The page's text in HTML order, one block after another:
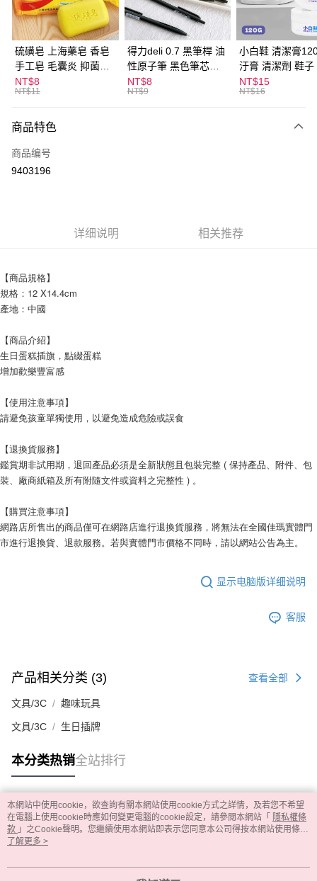
街口支付
悠遊付
ATM付款
全家取貨付款
每笔NT$60，满NT$599(含以上)免运费
付款後全家取貨
每笔NT$60，满NT$599(含以上)免运费
每笔NT$60，满NT$599(含以上)免运费
宅配
硫磺皂 上海藥皂 香皂
手工皂 毛囊炎 抑菌除
蟎 清潔護膚 去油去痘
寵物皮膚病 狗狗貓咪
NT$8
NT$11
得力deli 0.7 黑筆桿 油
性原子筆 黑色筆芯
S304
NT$8
NT$9
小白鞋 清潔膏
汙膏 清潔劑 鞋子
漬 白皮鞋 鞋油
NT$15
NT$16
商品特色
商品编号
9403196
详细说明 相关推荐
【商品規格】
規格：12 X14.4cm
產地：中國
【商品介紹】
生日蛋糕插旗，點綴蛋糕
增加歡樂豐富感
【使用注意事項】
請避免孩童單獨使用，以避免造成危險或誤食
【退換貨服務】
鑑賞期非試用期，退回產品必須是全新狀態且包裝完整 ( 保持產品、附件、包
裝、廠商紙箱及所有附隨文件或資料之完整性 ) 。
【購買注意事項】
網路店所售出的商品僅可在網路店進行退換貨服務，將無法在全國佳瑪實體門
市進行退換貨、退款服務。若與實體門市價格不同時，請以網站公告為主。
显示电脑版详细说明
客服
产品相关分类 (3) 查看全部
文具/3C 趣味玩具
文具/3C 生日插牌
本分类热销全站排行
热门标签
本網站中使用cookie，欲查詢有關本網站使用cookie方式之詳情，及若您不希望
在電腦上使用cookie時應如何變更電腦的cookie設定，請參閱本網站「 隱私權條
款 」之Cookie聲明。您繼續使用本網站即表示您同意本公司得按本網站使用條款
之Cookie聲明使用cookie。
了解更多 >